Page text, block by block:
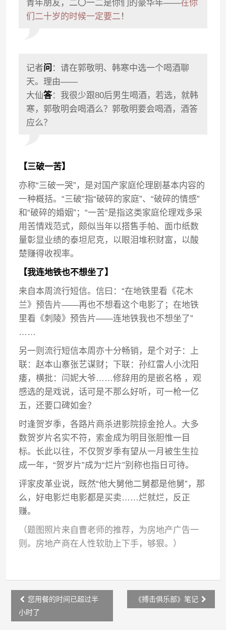
青年朋友，二〇一二是你们的豪华年——在你
们二十岁的时候一定要二 ！
记者问 ：请在郭敬明、韩寒中选一个喝酒聊
天。理由——
大仙答：我很少跟80后男生喝酒，若选，就韩
寒，郭敬明会喝酒么？郭敬明要会喝酒，酒答
应么？
【三破一苦】
亦称“三破一哭”，是对国产家庭伦理剧基本内容的
一种概括。“三破”指“破碎的家庭”、“破碎的情感”
和“破碎的婚姻”；“一苦”是指这类家庭伦理戏多采
用苦情戏范式，颇似当年以搭售手帕、面巾纸数
量彰显业绩的泰坦尼克，以眼泪堆积财富，以酸
楚赚得收视率。
【我连地铁也不想坐了】
来自本周流行短信。信曰：“在地铁里看《花木
兰》预告片——再也不想看这个电影了；在地铁
里看《刺陵》预告片——连地铁我也不想坐了”
……
另一则流行短信本周亦十分畅销，是个对子：上
联：赵本山寨张艺谋财；下联：孙红雷人小沈阳
痿，横批：闫妮大爷……修辞用的是嵌名格 ，观
感选的是戏说，话可是不那么好听，可一枪一亿
五，还要口碑如金？
时逢贺岁季，各路片商杀进影院掠金抢人。大多
数贺岁片名实不符，索金成为明目张胆惟一目
标。长此以往，不仅贺岁季有望从一月被生生拉
成一年，“贺岁片”成为“烂片”别称也指日可待。
评家皮革业说，既然“他大舅他二舅都是他舅”，那
么，好电影烂电影都是买卖……烂就烂，反正
赚。
（题图照片来自曹老师的推荐，为房地产广告一
则。房地产商在人性软肋上下手，够狠。）
Post
navigation
您用餐的时间已超过半
小时了
《搏击俱乐部》笔记